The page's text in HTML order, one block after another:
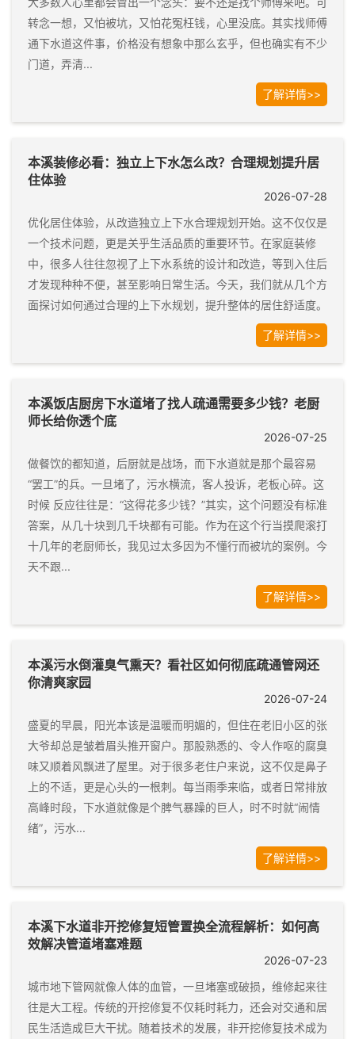
转念一想，又怕被坑，又怕花冤枉钱，心里没底。其实找师傅
通下水道这件事，价格没有想象中那么玄乎，但也确实有不少
门道，弄清...
了解详情>>
本溪装修必看：独立上下水怎么改？合理规划提升居
住体验
2026-07-28
优化居住体验，从改造独立上下水合理规划开始。这不仅仅是
一个技术问题，更是关乎生活品质的重要环节。在家庭装修
中，很多人往往忽视了上下水系统的设计和改造，等到入住后
才发现种种不便，甚至影响日常生活。今天，我们就从几个方
面探讨如何通过合理的上下水规划，提升整体的居住舒适度。
了解详情>>
本溪饭店厨房下水道堵了找人疏通需要多少钱？老厨
师长给你透个底
2026-07-25
做餐饮的都知道，后厨就是战场，而下水道就是那个最容易
“罢工”的兵。一旦堵了，污水横流，客人投诉，老板心碎。这
时候 反应往往是：“这得花多少钱？”其实，这个问题没有标准
答案，从几十块到几千块都有可能。作为在这个行当摸爬滚打
十几年的老厨师长，我见过太多因为不懂行而被坑的案例。今
天不跟...
了解详情>>
本溪污水倒灌臭气熏天？看社区如何彻底疏通管网还
你清爽家园
2026-07-24
盛夏的早晨，阳光本该是温暖而明媚的，但住在老旧小区的张
大爷却总是皱着眉头推开窗户。那股熟悉的、令人作呕的腐臭
味又顺着风飘进了屋里。对于很多老住户来说，这不仅是鼻子
上的不适，更是心头的一根刺。每当雨季来临，或者日常排放
高峰时段，下水道就像是个脾气暴躁的巨人，时不时就“闹情
绪”，污水...
了解详情>>
本溪下水道非开挖修复短管置换全流程解析：如何高
效解决管道堵塞难题
2026-07-23
城市地下管网就像人体的血管，一旦堵塞或破损，维修起来往
往是大工程。传统的开挖修复不仅耗时耗力，还会对交通和居
民生活造成巨大干扰。随着技术的发展，非开挖修复技术成为